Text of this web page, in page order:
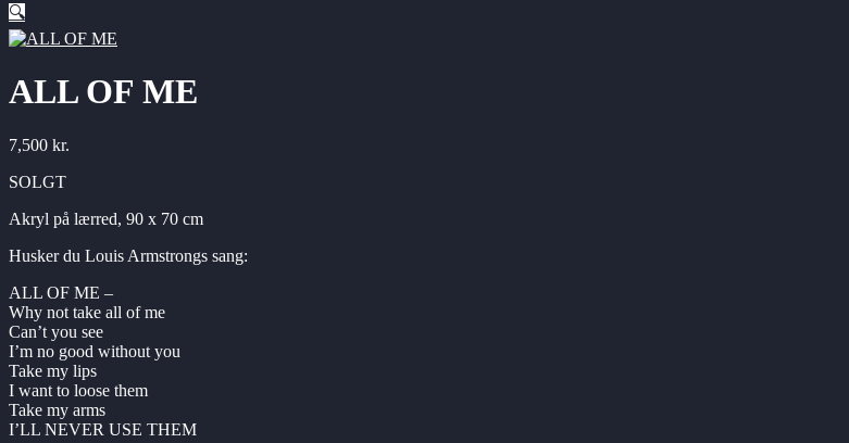
🔍
ALL OF ME
7,500 kr.
SOLGT
Akryl på lærred, 90 x 70 cm
Husker du Louis Armstrongs sang:
ALL OF ME –
Why not take all of me
Can’t you see
I’m no good without you
Take my lips
I want to loose them
Take my arms
I’LL NEVER USE THEM